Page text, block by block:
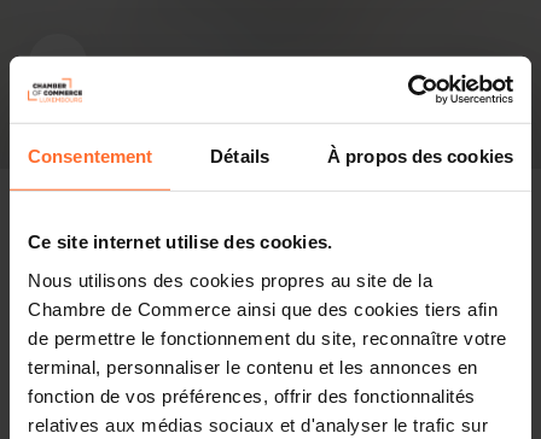
Consentement Détails À propos des cookies
Ce site internet utilise des cookies.
Nous utilisons des cookies propres au site de la
Chambre de Commerce ainsi que des cookies tiers afin
de permettre le fonctionnement du site, reconnaître votre
terminal, personnaliser le contenu et les annonces en
fonction de vos préférences, offrir des fonctionnalités
relatives aux médias sociaux et d'analyser le trafic sur
Revue de presse
Partager cet article